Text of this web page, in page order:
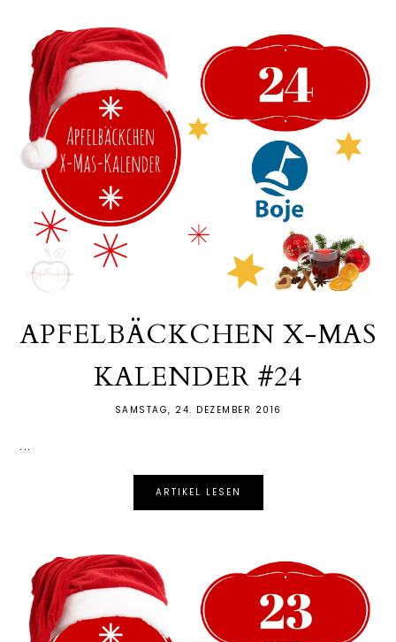
APFELBÄCKCHEN X-MAS
KALENDER #24
SAMSTAG, 24. DEZEMBER 2016
...
ARTIKEL LESEN